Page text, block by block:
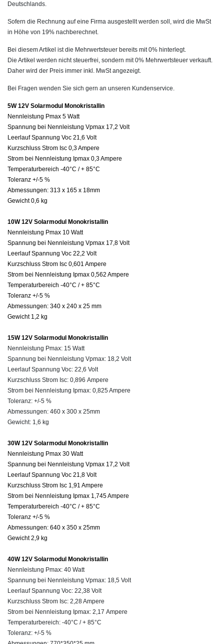
Deutschlands.
Sofern die Rechnung auf eine Firma ausgestellt werden soll, wird die MwSt
in Höhe von 19% nachberechnet.
Bei diesem Artikel ist die Mehrwertsteuer bereits mit 0% hinterlegt.
Die Artikel werden nicht steuerfrei, sondern mit 0% Mehrwertsteuer verkauft.
Daher wird der Preis immer inkl. MwSt angezeigt.
Bei Fragen wenden Sie sich gern an unseren Kundenservice.
5W 12V Solarmodul Monokristallin
Nennleistung Pmax 5 Watt
Spannung bei Nennleistung Vpmax 17,2 Volt
Leerlauf Spannung Voc 21,6 Volt
Kurzschluss Strom Isc 0,3 Ampere
Strom bei Nennleistung Ipmax 0,3 Ampere
Temperaturbereich -40°C / + 85°C
Toleranz +/-5 %
Abmessungen: 313 x 165 x 18mm
Gewicht 0,6 kg
10W 12V Solarmodul Monokristallin
Nennleistung Pmax 10 Watt
Spannung bei Nennleistung Vpmax 17,8 Volt
Leerlauf Spannung Voc 22,2 Volt
Kurzschluss Strom Isc 0,601 Ampere
Strom bei Nennleistung Ipmax 0,562 Ampere
Temperaturbereich -40°C / + 85°C
Toleranz +/-5 %
Abmessungen: 340 x 240 x 25 mm
Gewicht 1,2 kg
15W 12V Solarmodul Monokristallin
Nennleistung Pmax: 15 Watt
Spannung bei Nennleistung Vpmax: 18,2 Volt
Leerlauf Spannung Voc: 22,6 Volt
Kurzschluss Strom Isc: 0,896 Ampere
Strom bei Nennleistung Ipmax: 0,825 Ampere
Toleranz: +/-5 %
Abmessungen: 460 x 300 x 25mm
Gewicht: 1,6 kg
30W 12V Solarmodul Monokristallin
Nennleistung Pmax 30 Watt
Spannung bei Nennleistung Vpmax 17,2 Volt
Leerlauf Spannung Voc 21,8 Volt
Kurzschluss Strom Isc 1,91 Ampere
Strom bei Nennleistung Ipmax 1,745 Ampere
Temperaturbereich -40°C / + 85°C
Toleranz +/-5 %
Abmessungen: 640 x 350 x 25mm
Gewicht 2,9 kg
40W 12V Solarmodul Monokristallin
Nennleistung Pmax: 40 Watt
Spannung bei Nennleistung Vpmax: 18,5 Volt
Leerlauf Spannung Voc: 22,38 Volt
Kurzschluss Strom Isc: 2,28 Ampere
Strom bei Nennleistung Ipmax: 2,17 Ampere
Temperaturbereich: -40°C / + 85°C
Toleranz: +/-5 %